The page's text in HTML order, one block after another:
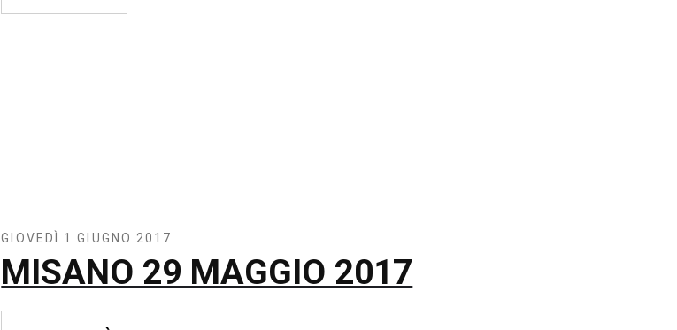
GIOVEDÌ 1 GIUGNO 2017
MISANO 29 MAGGIO 2017